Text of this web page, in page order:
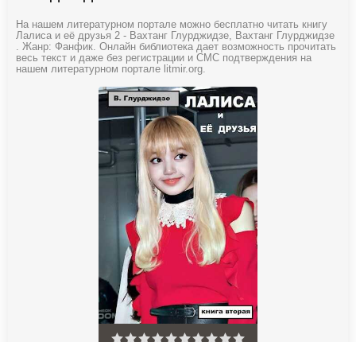
На нашем литературном портале можно бесплатно читать книгу
Лалиса и её друзья 2 - Вахтанг Глурджидзе, Вахтанг Глурджидзе
. Жанр: Фанфик. Онлайн библиотека дает возможность прочитать
весь текст и даже без регистрации и СМС подтверждения на
нашем литературном портале litmir.org.